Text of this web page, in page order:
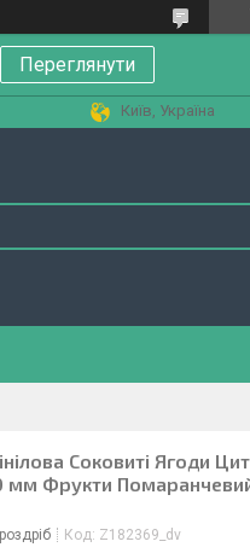
Переглянути
Київ, Україна
Соковиті Ягоди
мм Фрукти
Код: Z182369_dv